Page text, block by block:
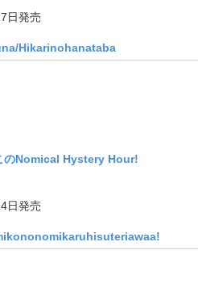
日発売
Hikarinohanataba
のNomical Hystery Hour!
日発売